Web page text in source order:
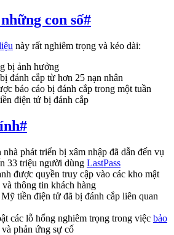
con số#
này rất nghiêm trọng và kéo dài:
bị ảnh hưởng
đánh cắp từ hơn 25 nạn nhân
báo cáo bị đánh cắp trong một tuần
điện tử bị đánh cắp
#
phát triển bị xâm nhập đã dẫn đến vụ
33 triệu người dùng LastPass
được quyền truy cập vào các kho mật
thông tin khách hàng
tiền điện tử đã bị đánh cắp liên quan
các lỗ hổng nghiêm trọng trong việc bảo
phản ứng sự cố